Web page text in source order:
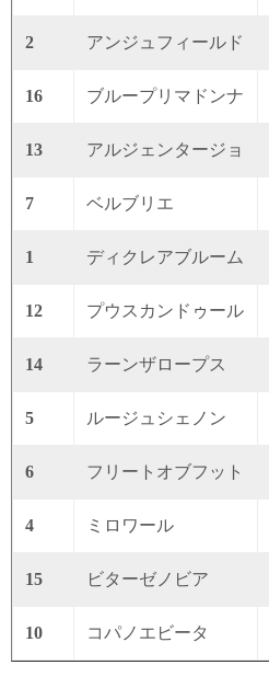
2 アンジュフィールド
16 ブループリマドンナ
13 アルジェンタージョ
7 ベルブリエ
1 ディクレアブルーム
12 プウスカンドゥール
14 ラーンザロープス
5 ルージュシェノン
6 フリートオブフット
4 ミロワール
15 ビターゼノビア
10 コパノエビータ